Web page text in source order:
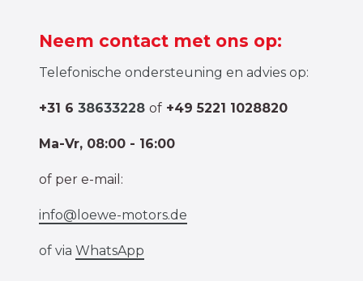
Neem contact met ons op:
Telefonische ondersteuning en advies op:
+31 6 38633228 of +49 5221 1028820
Ma-Vr, 08:00 - 16:00
of per e-mail:
info@loewe-motors.de
of via WhatsApp